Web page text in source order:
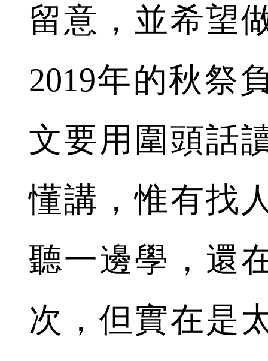
留意，並希望
2019年的秋祭
文要用圍頭話
懂講，惟有找
聽一邊學，還
次，但實在是